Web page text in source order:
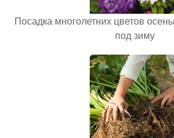
Посадка многолетних цветов
под зиму